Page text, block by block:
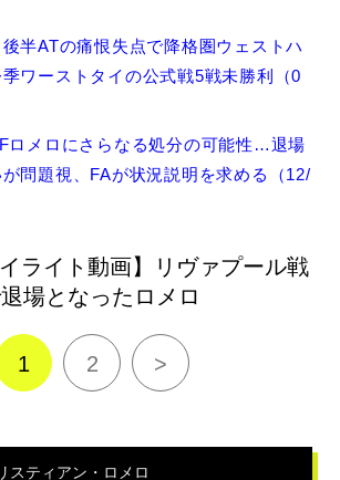
後半ATの痛恨失点で降格圏ウェストハ
ワーストタイの公式戦5戦未勝利（0
ロメロにさらなる処分の可能性…退場
問題視、FAが状況説明を求める（12/
イライト動画】リヴァプール戦
場となったロメロ
1 2 >
スティアン・ロメロ